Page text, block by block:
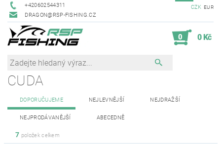
+420602544311
DRAGON@RSP-FISHING.CZ
CZK EUR
0 0 Kč
CUDA
DOPORUČUJEME NEJLEVNĚJŠÍ NEJDRAŽŠÍ
NEJPRODÁVANĚJŠÍ ABECEDNĚ
7 položek celkem